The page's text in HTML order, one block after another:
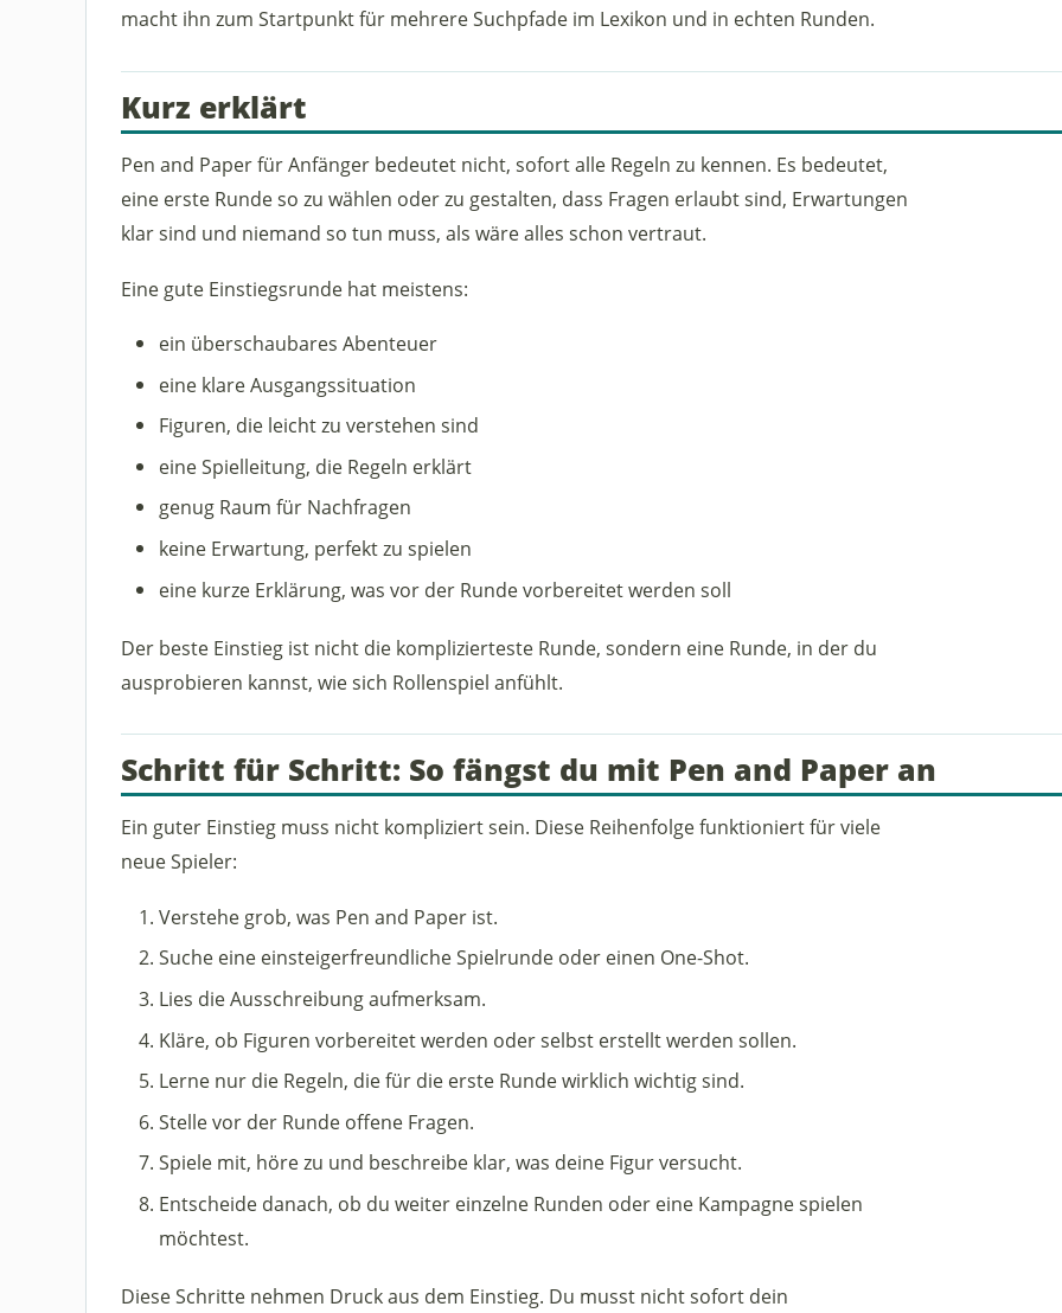
macht ihn zum Startpunkt für mehrere Suchpfade im Lexikon und in echten Runden.
Kurz erklärt
Pen and Paper für Anfänger bedeutet nicht, sofort alle Regeln zu kennen. Es bedeutet,
eine erste Runde so zu wählen oder zu gestalten, dass Fragen erlaubt sind, Erwartungen
klar sind und niemand so tun muss, als wäre alles schon vertraut.
Eine gute Einstiegsrunde hat meistens:
ein überschaubares Abenteuer
eine klare Ausgangssituation
Figuren, die leicht zu verstehen sind
eine Spielleitung, die Regeln erklärt
genug Raum für Nachfragen
keine Erwartung, perfekt zu spielen
eine kurze Erklärung, was vor der Runde vorbereitet werden soll
Der beste Einstieg ist nicht die komplizierteste Runde, sondern eine Runde, in der du
ausprobieren kannst, wie sich Rollenspiel anfühlt.
Schritt für Schritt: So fängst du mit Pen and Paper an
Ein guter Einstieg muss nicht kompliziert sein. Diese Reihenfolge funktioniert für viele
neue Spieler:
Verstehe grob, was Pen and Paper ist.
Suche eine einsteigerfreundliche Spielrunde oder einen One-Shot.
Lies die Ausschreibung aufmerksam.
Kläre, ob Figuren vorbereitet werden oder selbst erstellt werden sollen.
Lerne nur die Regeln, die für die erste Runde wirklich wichtig sind.
Stelle vor der Runde offene Fragen.
Spiele mit, höre zu und beschreibe klar, was deine Figur versucht.
Entscheide danach, ob du weiter einzelne Runden oder eine Kampagne spielen
möchtest.
Diese Schritte nehmen Druck aus dem Einstieg. Du musst nicht sofort dein